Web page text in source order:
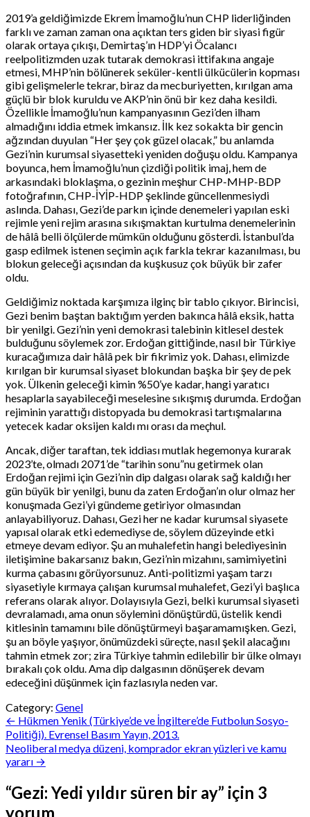
2019’a geldiğimizde Ekrem İmamoğlu’nun CHP liderliğinden
farklı ve zaman zaman ona açıktan ters giden bir siyasi figür
olarak ortaya çıkışı, Demirtaş’ın HDP’yi Öcalancı
reelpolitizmden uzak tutarak demokrasi ittifakına angaje
etmesi, MHP’nin bölünerek seküler-kentli ülkücülerin kopması
gibi gelişmelerle tekrar, biraz da mecburiyetten, kırılgan ama
güçlü bir blok kuruldu ve AKP’nin önü bir kez daha kesildi.
Özellikle İmamoğlu’nun kampanyasının Gezi’den ilham
almadığını iddia etmek imkansız. İlk kez sokakta bir gencin
ağzından duyulan “Her şey çok güzel olacak,” bu anlamda
Gezi’nin kurumsal siyasetteki yeniden doğuşu oldu. Kampanya
boyunca, hem İmamoğlu’nun çizdiği politik imaj, hem de
arkasındaki bloklaşma, o gezinin meşhur CHP-MHP-BDP
fotoğrafının, CHP-İYİP-HDP şeklinde güncellenmesiydi
aslında. Dahası, Gezi’de parkın içinde denemeleri yapılan eski
rejimle yeni rejim arasına sıkışmaktan kurtulma denemelerinin
de hâlâ belli ölçülerde mümkün olduğunu gösterdi. İstanbul’da
gasp edilmek istenen seçimin açık farkla tekrar kazanılması, bu
blokun geleceği açısından da kuşkusuz çok büyük bir zafer
oldu.
Geldiğimiz noktada karşımıza ilginç bir tablo çıkıyor. Birincisi,
Gezi benim baştan baktığım yerden bakınca hâlâ eksik, hatta
bir yenilgi. Gezi’nin yeni demokrasi talebinin kitlesel destek
bulduğunu söylemek zor. Erdoğan gittiğinde, nasıl bir Türkiye
kuracağımıza dair hâlâ pek bir fikrimiz yok. Dahası, elimizde
kırılgan bir kurumsal siyaset blokundan başka bir şey de pek
yok. Ülkenin geleceği kimin %50’ye kadar, hangi yaratıcı
hesaplarla sayabileceği meselesine sıkışmış durumda. Erdoğan
rejiminin yarattığı distopyada bu demokrasi tartışmalarına
yetecek kadar oksijen kaldı mı orası da meçhul.
Ancak, diğer taraftan, tek iddiası mutlak hegemonya kurarak
2023’te, olmadı 2071’de “tarihin sonu”nu getirmek olan
Erdoğan rejimi için Gezi’nin dip dalgası olarak sağ kaldığı her
gün büyük bir yenilgi, bunu da zaten Erdoğan’ın olur olmaz her
konuşmada Gezi’yi gündeme getiriyor olmasından
anlayabiliyoruz. Dahası, Gezi her ne kadar kurumsal siyasete
yapısal olarak etki edemediyse de, söylem düzeyinde etki
etmeye devam ediyor. Şu an muhalefetin hangi belediyesinin
iletişimine bakarsanız bakın, Gezi’nin mizahını, samimiyetini
kurma çabasını görüyorsunuz. Anti-politizmi yaşam tarzı
siyasetiyle kırmaya çalışan kurumsal muhalefet, Gezi’yi başlıca
referans olarak alıyor. Dolayısıyla Gezi, belki kurumsal siyaseti
devralamadı, ama onun söylemini dönüştürdü, üstelik kendi
kitlesinin tamamını bile dönüştürmeyi başaramamışken. Gezi,
şu an böyle yaşıyor, önümüzdeki süreçte, nasıl şekil alacağını
tahmin etmek zor; zira Türkiye tahmin edilebilir bir ülke olmayı
bırakalı çok oldu. Ama dip dalgasının dönüşerek devam
edeceğini düşünmek için fazlasıyla neden var.
Category: Genel
Yazı
gezinmesi
← Hükmen Yenik (Türkiye’de ve İngiltere’de Futbolun Sosyo-
Politiği). Evrensel Basım Yayın, 2013.
Neoliberal medya düzeni, komprador ekran yüzleri ve kamu
yararı →
“Gezi: Yedi yıldır süren bir ay” için 3
yorum